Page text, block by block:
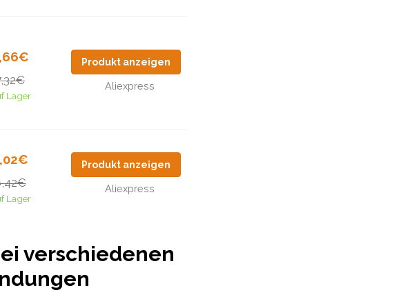
Lager
Produkt anzeigen
Aliexpress
Lager
Produkt anzeigen
Aliexpress
verschiedenen